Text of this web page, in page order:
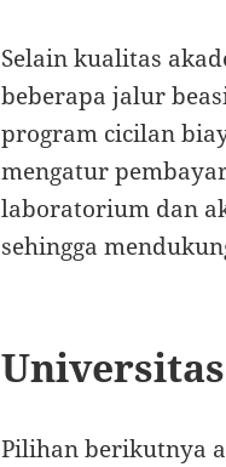
Selain kualitas
beberapa jalur
program cicilan
mengatur
laboratorium dan
sehingga
Pilihan berikutnya